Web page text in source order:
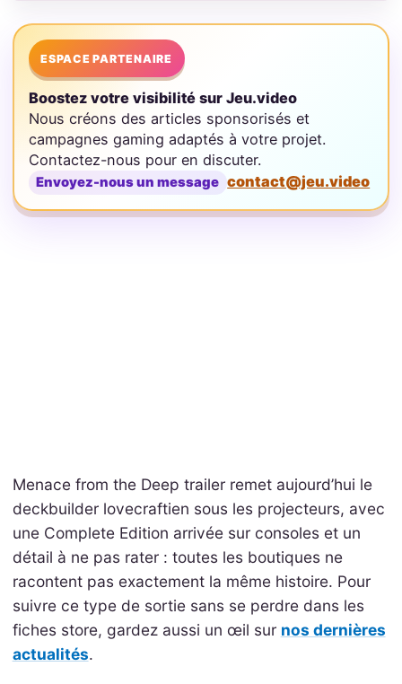
ESPACE PARTENAIRE
Boostez votre visibilité sur Jeu.video
Nous créons des articles sponsorisés et
campagnes gaming adaptés à votre projet.
Contactez-nous pour en discuter.
Envoyez-nous un message contact@jeu.video
Menace from the Deep trailer remet aujourd’hui le
deckbuilder lovecraftien sous les projecteurs, avec
une Complete Edition arrivée sur consoles et un
détail à ne pas rater : toutes les boutiques ne
racontent pas exactement la même histoire. Pour
suivre ce type de sortie sans se perdre dans les
fiches store, gardez aussi un œil sur nos dernières
actualités.